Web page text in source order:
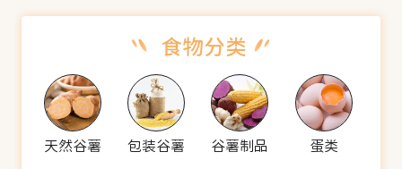
天然谷薯 包装谷薯 谷薯制品 蛋类